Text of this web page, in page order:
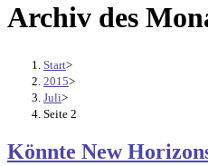
Archiv des
Start>
2015>
Juli>
Seite 2
Könnte New